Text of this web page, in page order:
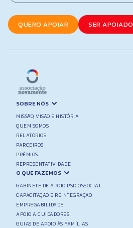
QUERO APOIAR SER APOIADO
SOBRE NÓS
MISSÃO, VISÃO E HISTÓRIA
QUEM SOMOS
RELATÓRIOS
PARCEIROS
PRÉMIOS
REPRESENTATIVIDADE
O QUE FAZEMOS
GABINETE DE APOIO PSICOSSOCIAL
CAPACITAÇÃO E REINTEGRAÇÃO
EMPREGABILIDADE
APOIO A CUIDADORES
GUIAS DE APOIO ÀS FAMÍLIAS